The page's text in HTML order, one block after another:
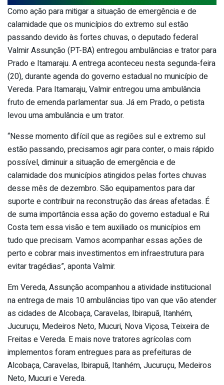
Como ação para mitigar a situação de emergência e de
calamidade que os municípios do extremo sul estão
passando devido às fortes chuvas, o deputado federal
Valmir Assunção (PT-BA) entregou ambulâncias e trator para
Prado e Itamaraju. A entrega aconteceu nesta segunda-feira
(20), durante agenda do governo estadual no município de
Vereda. Para Itamaraju, Valmir entregou uma ambulância
fruto de emenda parlamentar sua. Já em Prado, o petista
levou uma ambulância e um trator.
“Nesse momento difícil que as regiões sul e extremo sul
estão passando, precisamos agir para conter, o mais rápido
possível, diminuir a situação de emergência e de
calamidade dos municípios atingidos pelas fortes chuvas
desse mês de dezembro. São equipamentos para dar
suporte e contribuir na reconstrução das áreas afetadas. É
de suma importância essa ação do governo estadual e Rui
Costa tem essa visão e tem auxiliado os municípios em
tudo que precisam. Vamos acompanhar essas ações de
perto e cobrar mais investimentos em infraestrutura para
evitar tragédias”, aponta Valmir.
Em Vereda, Assunção acompanhou a atividade institucional
na entrega de mais 10 ambulâncias tipo van que vão atender
as cidades de Alcobaça, Caravelas, Ibirapuã, Itanhém,
Jucuruçu, Medeiros Neto, Mucuri, Nova Viçosa, Teixeira de
Freitas e Vereda. E mais nove tratores agrícolas com
implementos foram entregues para as prefeituras de
Alcobaça, Caravelas, Ibirapuã, Itanhém, Jucuruçu, Medeiros
Neto, Mucuri e Vereda.